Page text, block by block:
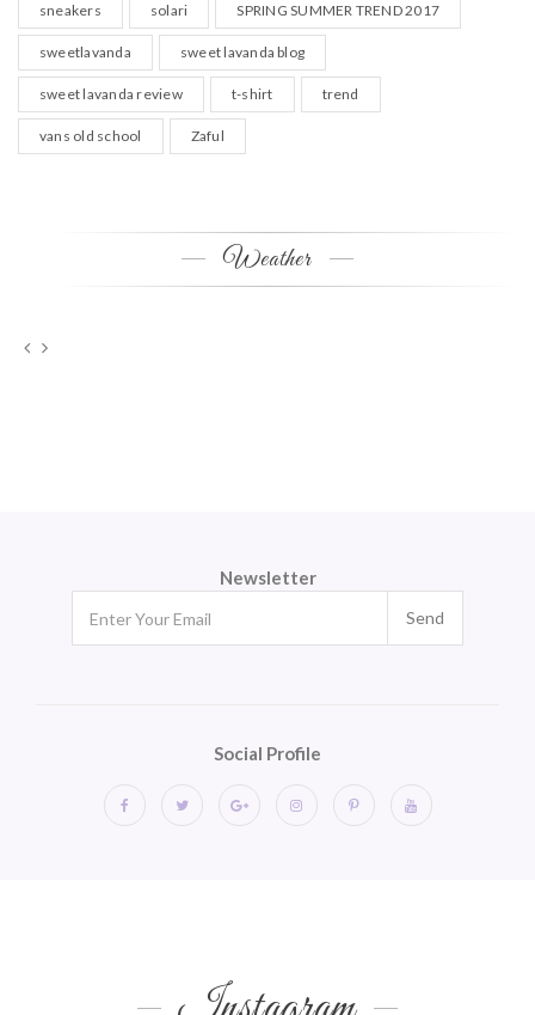
sneakers solari SPRING SUMMER TREND 2017
sweetlavanda sweet lavanda blog
sweet lavanda review t-shirt trend
vans old school Zaful
Weather
Newsletter
Send
Social Profile